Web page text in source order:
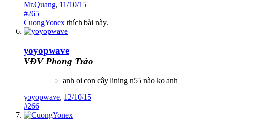
Mr.Quang, 11/10/15
#265
CuongYonex thích bài này.
yoyopwave
VĐV Phong Trào
anh oi con cây lining n55 nào ko anh
yoyopwave, 12/10/15
#266